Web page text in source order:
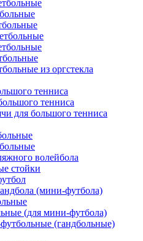
из оргстекла
тенниса
тенниса
для большого тенниса
волейбола
стойки
(мини-футбола)
(для мини-футбола)
(гандбольные)